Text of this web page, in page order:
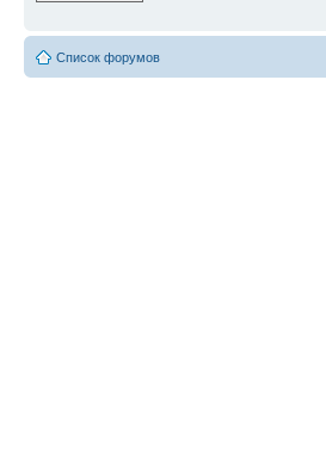
Список форумов